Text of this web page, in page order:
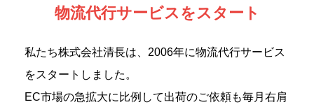
物流代行サービスをスタート
私たち株式会社清長は、2006年に物流代行サービス
をスタートしました。
EC市場の急拡大に比例して出荷のご依頼も毎月右肩